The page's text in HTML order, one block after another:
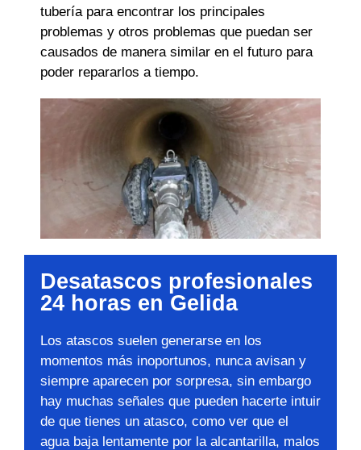
tubería para encontrar los principales
problemas y otros problemas que puedan ser
causados ​​de manera similar en el futuro para
poder repararlos a tiempo.
Desatascos profesionales
24 horas en Gelida
Los atascos suelen generarse en los
momentos más inoportunos, nunca avisan y
siempre aparecen por sorpresa, sin embargo
hay muchas señales que pueden hacerte intuir
de que tienes un atasco, como ver que el
agua baja lentamente por la alcantarilla, malos